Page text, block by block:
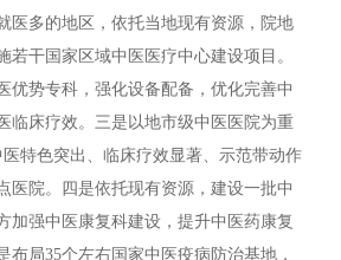
医多的地区，依托当地现有资源，院地
若干国家区域中医医疗中心建设项目。
优势专科，强化设备配备，优化完善中
临床疗效。三是以地市级中医医院为重
医特色突出、临床疗效显著、示范带动作
医院。四是依托现有资源，建设一批中
加强中医康复科建设，提升中医药康复
布局35个左右国家中医疫病防治基地，